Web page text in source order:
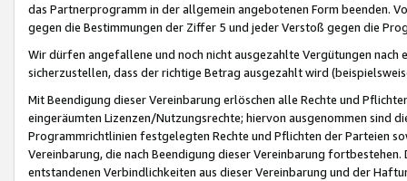
das Partnerprogramm in der allgemein angebotenen Form beenden.
gegen die Bestimmungen der Ziffer 5 und jeder Verstoß gegen die
Wir dürfen angefallene und noch nicht ausgezahlte Vergütungen
sicherzustellen, dass der richtige Betrag ausgezahlt wird
Mit Beendigung dieser Vereinbarung erlöschen alle Rechte und
eingeräumten Lizenzen/Nutzungsrechte; hiervon ausgenommen sind
Programmrichtlinien festgelegten Rechte und Pflichten der Parteien
Vereinbarung, die nach Beendigung dieser Vereinbarung
entstandenen Verbindlichkeiten aus dieser Vereinbarung und der